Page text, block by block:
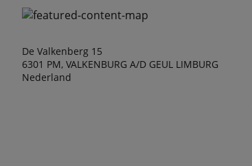
De Valkenberg 15
6301 PM, VALKENBURG A/D GEUL LIMBURG
Nederland